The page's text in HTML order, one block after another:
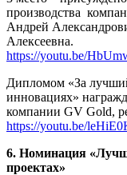
производства
Андрей
Алексеевна.
https://youtu.be/
Дипломом «За
инновациях»
компании GV Gold,
https://youtu.be/
6. Номинация
проектах»